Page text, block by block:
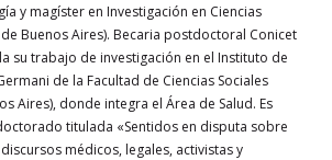
y magíster en Investigación en Ciencias
Buenos Aires). Becaria postdoctoral Conicet
su trabajo de investigación en el Instituto de
de la Facultad de Ciencias Sociales
Aires), donde integra el Área de Salud. Es
titulada «Sentidos en disputa sobre
médicos, legales, activistas y